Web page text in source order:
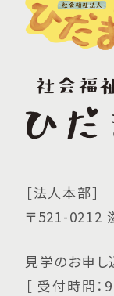
［法人本部］
〒521-0212
見学のお申し
［ 受付時間：